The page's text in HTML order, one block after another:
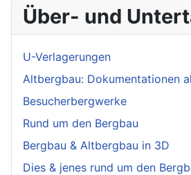
Über- und
U-Verlagerungen
Altbergbau: Dokumentationen
Besucherbergwerke
Rund um den Bergbau
Bergbau & Altbergbau in 3D
Dies & jenes rund um den